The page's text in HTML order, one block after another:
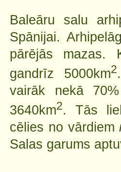
Baleāru salu
Spānijai.
pārējās mazas.
gandrīz 5000km2
vairāk nekā
3640km2. Tās
cēlies no vārdiem
Salas garums